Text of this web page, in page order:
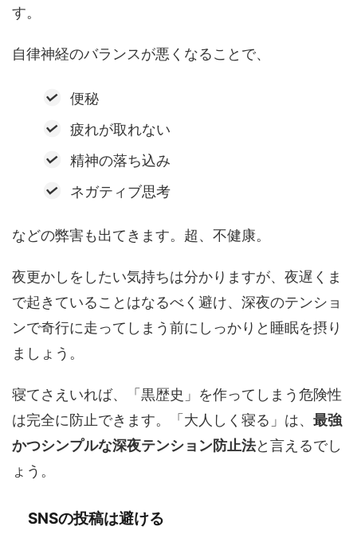
す。
自律神経のバランスが悪くなることで、
便秘
疲れが取れない
精神の落ち込み
ネガティブ思考
などの弊害も出てきます。超、不健康。
夜更かしをしたい気持ちは分かりますが、夜遅くま
で起きていることはなるべく避け、深夜のテンショ
ンで奇行に走ってしまう前にしっかりと睡眠を摂り
ましょう。
寝てさえいれば、「黒歴史」を作ってしまう危険性
は完全に防止できます。「大人しく寝る」は、 最強
かつシンプルな深夜テンション防止法と言えるでし
ょう。
SNSの投稿は避ける